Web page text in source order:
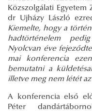
Közszolgálati
dr Ujházy László
Kiemelte, hogy a
hadtörténelem
Nyolcvan éve
mai konferencia
bemutatni a
illetve meg nem létét
A konferencia első
Péter